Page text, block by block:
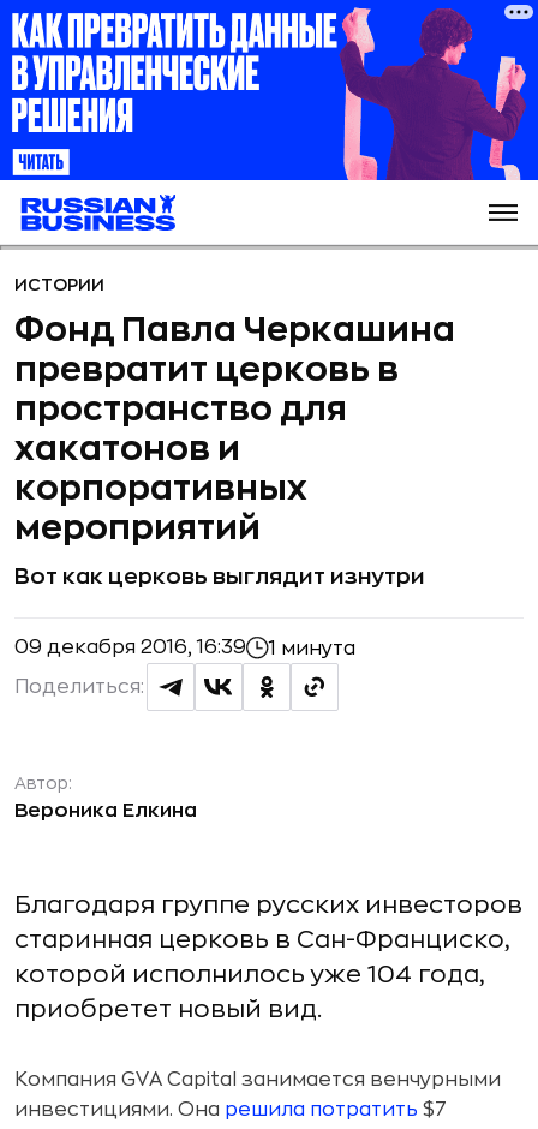
ИСТОРИИ
Фонд Павла Черкашина
превратит церковь в
пространство для
хакатонов и
корпоративных
мероприятий
Вот как церковь выглядит изнутри
09 декабря 2016, 16:39 1 минута
Поделиться:
Автор:
Вероника Елкина
Благодаря группе русских инвесторов
старинная церковь в Сан-Франциско,
которой исполнилось уже 104 года,
приобретет новый вид.
Компания GVA Capital занимается венчурными
инвестициями. Она решила потратить $7